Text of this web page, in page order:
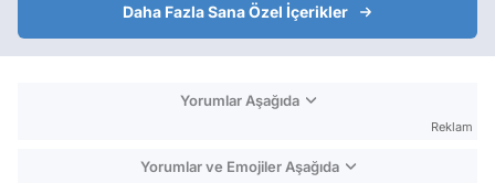
Daha Fazla Sana Özel İçerikler
Yorumlar Aşağıda
Reklam
Yorumlar ve Emojiler Aşağıda